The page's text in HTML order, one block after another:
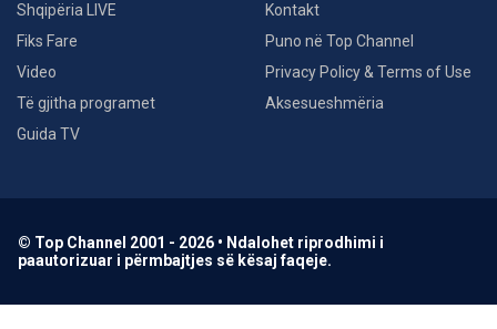
Shqipëria LIVE
Fiks Fare
Video
Të gjitha programet
Guida TV
Kontakt
Puno në Top Channel
Privacy Policy & Terms of Use
Aksesueshmëria
© Top Channel 2001 - 2026 • Ndalohet riprodhimi i
paautorizuar i përmbajtjes së kësaj faqeje.